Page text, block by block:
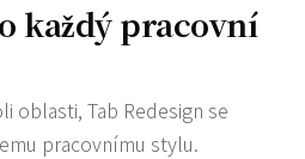
každý pracovní
oblasti, Tab Redesign se
pracovnímu stylu.